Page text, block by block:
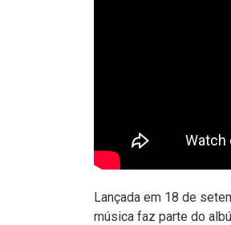
Lançada em 18 de
música faz parte do